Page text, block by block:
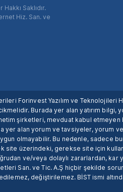
Saklıdır.
Hiz. San. ve
Forinvest Yazılım ve
Burada yer alan yatırım bilgi,
şirketleri, mevduat kabul etmeyen
yer alan yorum ve tavsiyeler, yorum
olmayabilir. Bu nedenle, sadece
site üzerindeki, gerekse site için
ve/veya dolaylı zararlardan,
San. ve Tic. A.Ş hiçbir şekilde
değiştirilemez. BİST ismi